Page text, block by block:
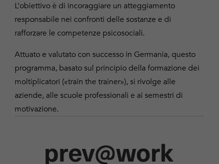
L’obiettivo è di incoraggiare un atteggiamento
responsabile nei confronti delle sostanze e di
rafforzare le competenze psicosociali.
Attuato e valutato con successo in Germania, questo
programma, basato sul principio della formazione dei
moltiplicatori («train the trainer»), si rivolge alle
aziende, alle scuole professionali e ai semestri di
motivazione.